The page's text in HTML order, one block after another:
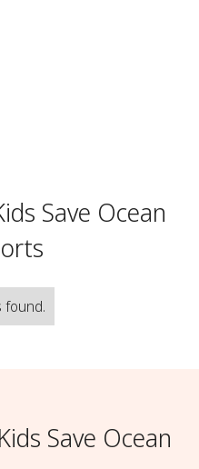
Save Ocean
found.
Kids Save Ocean